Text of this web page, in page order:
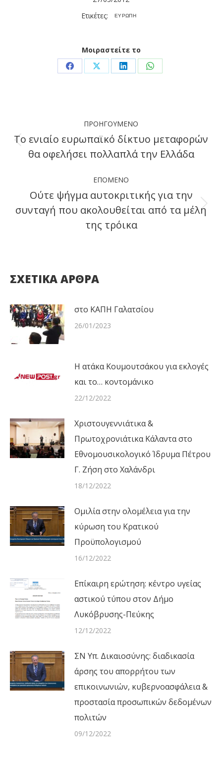
Ετικέτες:
ΕΥΡΩΠΗ
Μοιραστείτε το
Share Share Share Share
navigation
ΠΡΟΗΓΟΎΜΕΝΟ
Previous
Το ενιαίο ευρωπαϊκό δίκτυο μεταφορών
θα οφελήσει πολλαπλά την Ελλάδα
ΕΠΌΜΕΝΟ
Next
post:
Ούτε ψήγμα αυτοκριτικής για την
συνταγή που ακολουθείται από τα μέλη
της τρόικα
ΣΧΕΤΙΚΑ ΑΡΘΡΑ
στο ΚΑΠΗ Γαλατσίου
26/01/2023
Η ατάκα Κουμουτσάκου για εκλογές
και το… κοντομάνικο
22/12/2022
Χριστουγεννιάτικα &
Πρωτοχρονιάτικα Κάλαντα στο
Εθνομουσικολογικό Ίδρυμα Πέτρου
Γ. Ζήση στο Χαλάνδρι
18/12/2022
Ομιλία στην ολομέλεια για την
κύρωση του Κρατικού
Προϋπολογισμού
16/12/2022
Επίκαιρη ερώτηση: κέντρο υγείας
αστικού τύπου στον Δήμο
Λυκόβρυσης-Πεύκης
12/12/2022
ΣΝ Υπ. Δικαιοσύνης: διαδικασία
άρσης του απορρήτου των
επικοινωνιών, κυβερνοασφάλεια &
προστασία προσωπικών δεδομένων
πολιτών
09/12/2022